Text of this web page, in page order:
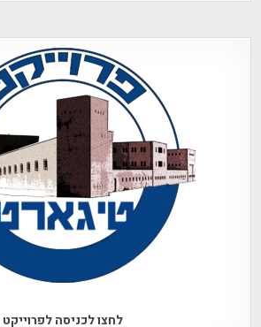
לחצו לכניסה לפרוייקט